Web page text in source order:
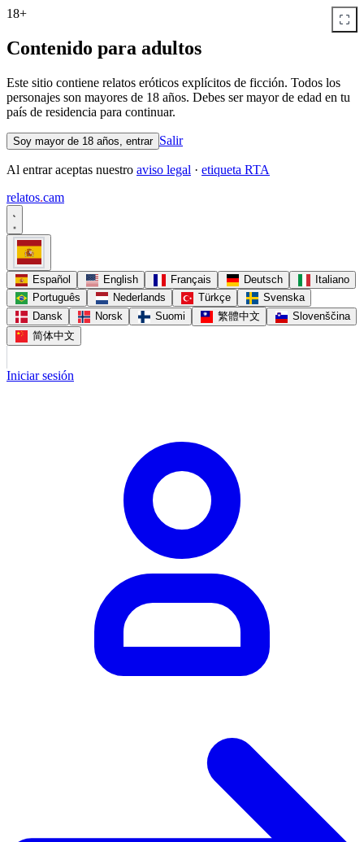
18+
Contenido para adultos
Este sitio contiene relatos eróticos explícitos de ficción. Todos los
personajes son mayores de 18 años. Debes ser mayor de edad en tu
país de residencia para continuar.
Soy mayor de 18 años, entrar Salir
Al entrar aceptas nuestro aviso legal · etiqueta RTA
relatos.cam
Español English Français Deutsch
Italiano
Português
Nederlands Türkçe
Svenska
Dansk
Norsk Suomi 繁體中文
Slovenščina
简体中文
Iniciar sesión